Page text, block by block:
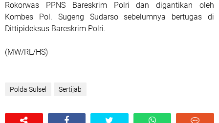
Rokorwas PPNS Bareskrim Polri dan digantikan oleh
Kombes Pol. Sugeng Sudarso sebelumnya bertugas di
Dittipideksus Bareskrim Polri.
(MW/RL/HS)
Polda Sulsel Sertijab